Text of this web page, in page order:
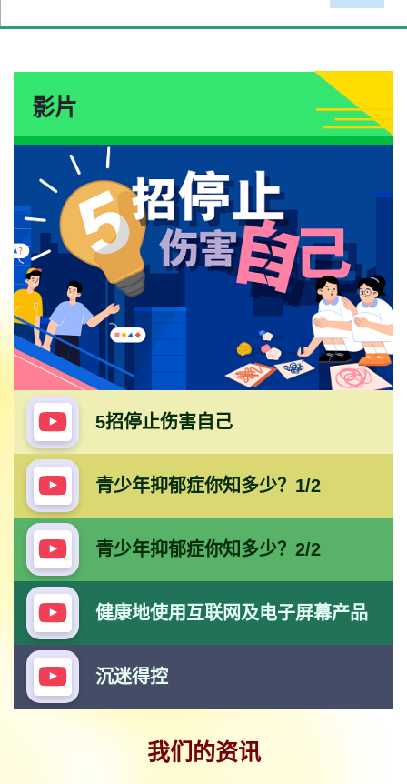
铁质水平主题报告(2020-22年度人口健
影片
5招停止伤害自己
青少年抑郁症你知多少？1/2
青少年抑郁症你知多少？2/2
健康地使用互联网及电子屏幕产品
沉迷得控
预防和纾缓压力的7个好习惯
我们的资讯